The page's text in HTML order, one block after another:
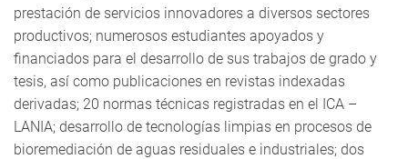
prestación de servicios innovadores a diversos sectores
productivos; numerosos estudiantes apoyados y
financiados para el desarrollo de sus trabajos de grado y
tesis, así como publicaciones en revistas indexadas
derivadas; 20 normas técnicas registradas en el ICA –
LANIA; desarrollo de tecnologías limpias en procesos de
bioremediación de aguas residuales e industriales; dos